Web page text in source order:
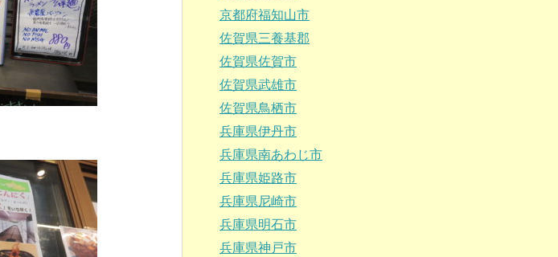
京都府福知山市
佐賀県三養基郡
佐賀県佐賀市
佐賀県武雄市
佐賀県鳥栖市
兵庫県伊丹市
兵庫県南あわじ市
兵庫県姫路市
兵庫県尼崎市
兵庫県明石市
兵庫県神戸市